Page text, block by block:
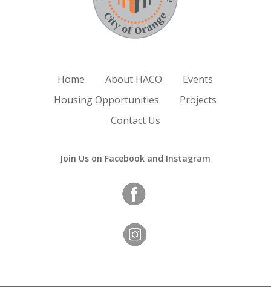
Home About HACO
Events
Housing Opportunities
Projects
Contact Us
Join Us on Facebook and Instagram